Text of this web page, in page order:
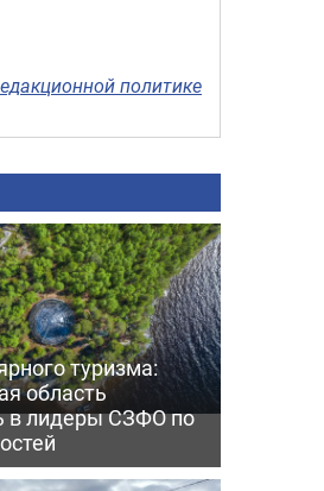
политике
туризма:
область
в лидеры СЗФО по